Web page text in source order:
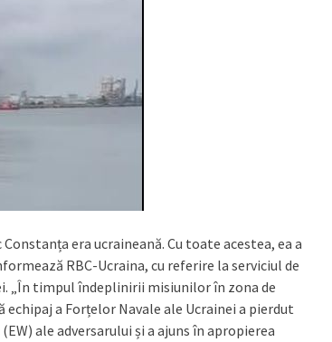
era ucraineană. Cu toate acestea, ea a
RBC-Ucraina, cu referire la serviciul de
„În timpul îndeplinirii misiunilor în zona de
a Forțelor Navale ale Ucrainei a pierdut
ale adversarului și a ajuns în apropierea